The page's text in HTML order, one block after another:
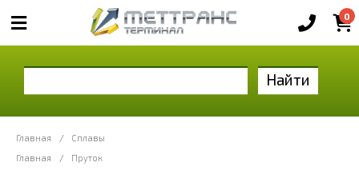
0
Найти
Главная /
Сплавы
Главная
/ Пруток